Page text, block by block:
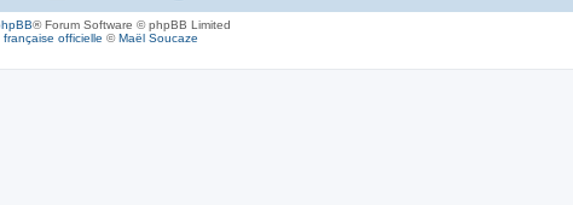
® Forum Software © phpBB Limited
officielle ©Maël Soucaze